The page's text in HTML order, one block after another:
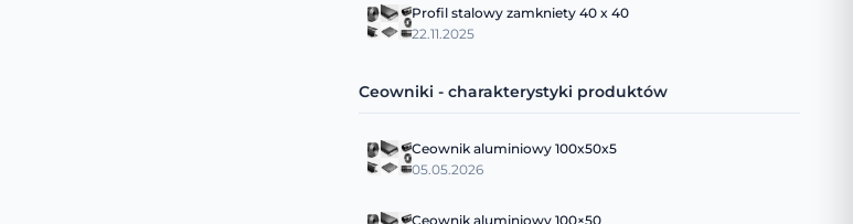
Profil stalowy zamkniety 40 x 40
22.11.2025
Ceowniki - charakterystyki produktów
Ceownik aluminiowy 100x50x5
05.05.2026
Ceownik aluminiowy 100×50